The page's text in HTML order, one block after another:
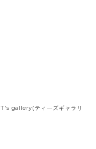
T's gallery(ティ―ズギャラリ